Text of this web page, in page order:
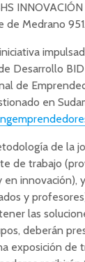
de Medrano 951.
Desarrollo
de
en
de la
de trabajo
innovación),
y
las
deberán
exposición de